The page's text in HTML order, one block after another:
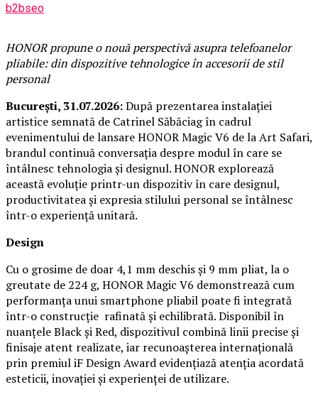
b2bseo
HONOR propune o nouă perspectivă asupra telefoanelor
pliabile: din dispozitive tehnologice în accesorii de stil
personal
București, 31.07.2026:După prezentarea instalației
artistice semnată de Catrinel Săbăciag în cadrul
evenimentului de lansare HONOR Magic V6 de la Art Safari,
brandul continuă conversația despre modul în care se
întâlnesc tehnologia și designul. HONOR explorează
această evoluție printr-un dispozitiv în care designul,
productivitatea și expresia stilului personal se întâlnesc
într-o experiență unitară.
Design
Cu o grosime de doar 4,1 mm deschis și 9 mm pliat, la o
greutate de 224 g, HONOR Magic V6 demonstrează cum
performanța unui smartphone pliabil poate fi integrată
într-o construcție rafinată și echilibrată. Disponibil în
nuanțele Black și Red, dispozitivul combină linii precise și
finisaje atent realizate, iar recunoașterea internațională
prin premiul iF Design Award evidențiază atenția acordată
esteticii, inovației și experienței de utilizare.